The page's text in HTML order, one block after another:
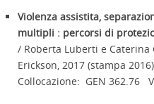
Violenza assistita,
multipli : percorsi di
/ Roberta Luberti e
Erickson, 2017 (stampa
Collocazione: GEN 362.76